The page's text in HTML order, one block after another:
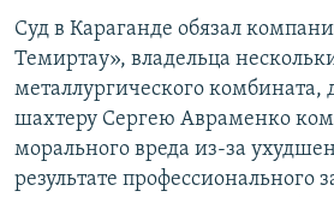
Суд в Караганде обязал
Темиртау», владельца
металлургического
шахтеру Сергею Авраменко
морального вреда из-за
результате профессионального